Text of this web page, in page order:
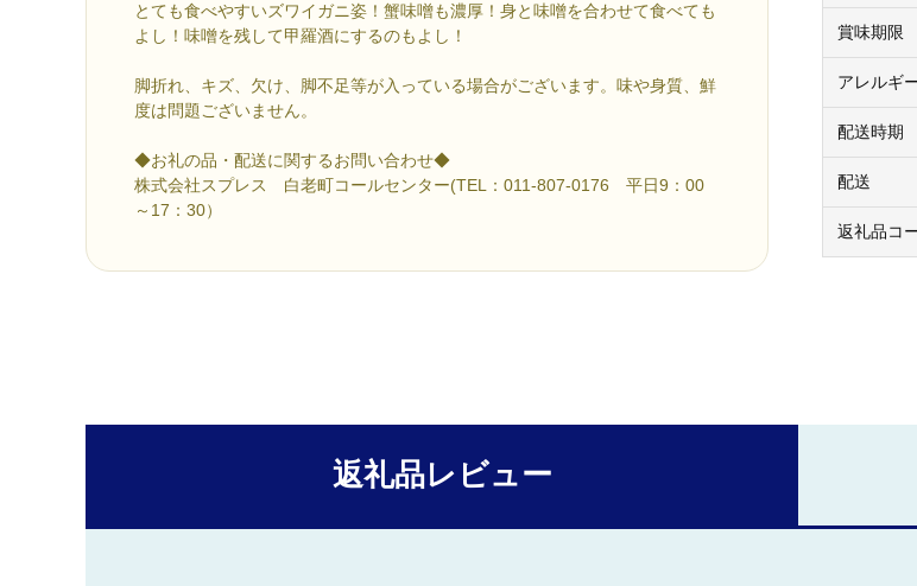
とても食べやすいズワイガニ姿！蟹味噌も濃厚！身と味噌を合わせて食べても
よし！味噌を残して甲羅酒にするのもよし！
脚折れ、キズ、欠け、脚不足等が入っている場合がございます。味や身質、鮮
度は問題ございません。
◆お礼の品・配送に関するお問い合わせ◆
株式会社スプレス 白老町コールセンター(TEL：011-807-0176 平日9：00
～17：30）
賞味期限
アレルギ
配送時期
配送
返礼品コ
返礼品レビュー